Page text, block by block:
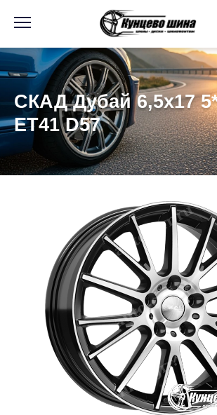
СКАД Дубай 6,5x17
ET41 D57
Информация Фото товара